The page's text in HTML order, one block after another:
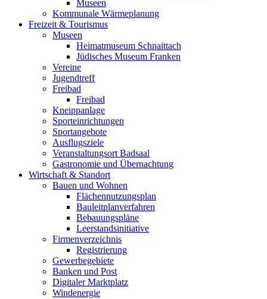
Museen
Kommunale Wärmeplanung
Freizeit & Tourismus
Museen
Heimatmuseum Schnaittach
Jüdisches Museum Franken
Vereine
Jugendtreff
Freibad
Freibad
Kneippanlage
Sporteinrichtungen
Sportangebote
Ausflugsziele
Veranstaltungsort Badsaal
Gastronomie und Übernachtung
Wirtschaft & Standort
Bauen und Wohnen
Flächennutzungsplan
Bauleitplanverfahren
Bebauungspläne
Leerstandsinitiative
Firmenverzeichnis
Registrierung
Gewerbegebiete
Banken und Post
Digitaler Marktplatz
Windenergie